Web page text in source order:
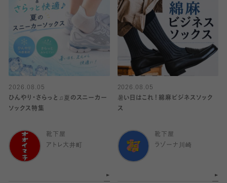
2026.08.05
ひんやり・さらっと♫夏のスニーカー
ソックス特集
靴下屋
アトレ大井町
2026.08.05
暑い日はこれ！綿麻ビジネスソック
ス
靴下屋
ラゾーナ川崎